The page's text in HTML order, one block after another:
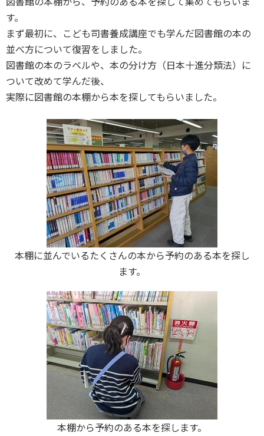
す。
まず最初に、こども司書養成講座でも学んだ図書館の本の
並べ方について復習をしました。
図書館の本のラベルや、本の分け方（日本十進分類法）に
ついて改めて学んだ後、
実際に図書館の本棚から本を探してもらいました。
本棚に並んでいるたくさんの本から予約のある本を探し
ます。
本棚から予約のある本を探します。